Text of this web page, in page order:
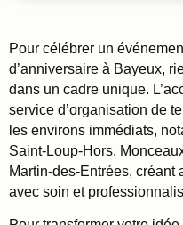
Pour célébrer un
d’anniversaire à Bayeux,
dans un cadre unique.
service d’organisation de
les environs immédiats,
Saint-Loup-Hors,
Martin-des-Entrées,
avec soin et